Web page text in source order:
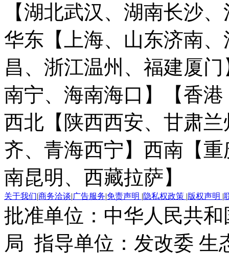
【湖北武汉、湖南长沙
华东【上海、山东济南
昌、浙江温州、福建厦门
南宁、海南海口】
【香
西北【陕西西安、甘肃
齐、青海西宁】 西南【
南昆明、西藏拉萨】
关于我们|商务洽谈|广告服务|免责声明 |隐私权政策 |版权声明 |
批准单位：中华人民共
局 指导单位：发改委 生